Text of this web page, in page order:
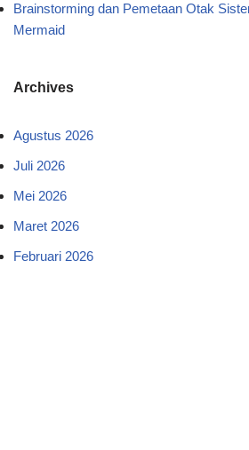
Brainstorming dan Pemetaan Otak
Mermaid
Archives
Agustus 2026
Juli 2026
Mei 2026
Maret 2026
Februari 2026